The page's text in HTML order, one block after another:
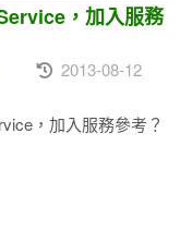
，加入服務
2013-08-12
，加入服務參考？